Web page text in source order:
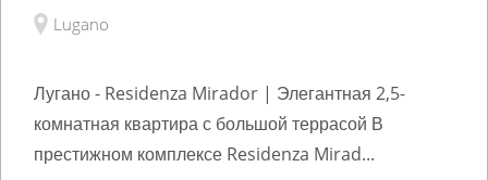
Lugano
Лугано - Residenza Mirador | Элегантная 2,5-
комнатная квартира с большой террасой В
престижном комплексе Residenza Mirad...